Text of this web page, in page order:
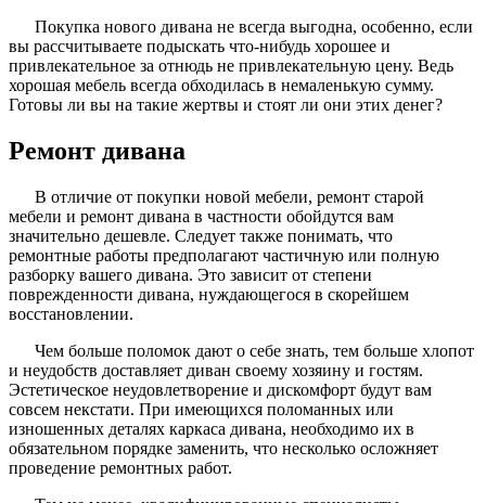
Покупка нового дивана не всегда выгодна, особенно, если
вы рассчитываете подыскать что-нибудь хорошее и
привлекательное за отнюдь не привлекательную цену. Ведь
хорошая мебель всегда обходилась в немаленькую сумму.
Готовы ли вы на такие жертвы и стоят ли они этих денег?
Ремонт дивана
В отличие от покупки новой мебели, ремонт старой
мебели и ремонт дивана в частности обойдутся вам
значительно дешевле. Следует также понимать, что
ремонтные работы предполагают частичную или полную
разборку вашего дивана. Это зависит от степени
поврежденности дивана, нуждающегося в скорейшем
восстановлении.
Чем больше поломок дают о себе знать, тем больше хлопот
и неудобств доставляет диван своему хозяину и гостям.
Эстетическое неудовлетворение и дискомфорт будут вам
совсем некстати. При имеющихся поломанных или
изношенных деталях каркаса дивана, необходимо их в
обязательном порядке заменить, что несколько осложняет
проведение ремонтных работ.